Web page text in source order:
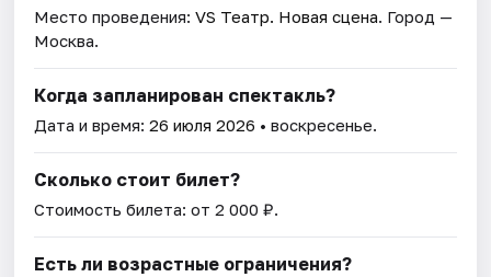
Место проведения:VS Театр. Новая сцена. Город —
Москва.
Когда запланирован спектакль?
Дата и время:26 июля 2026 • воскресенье.
Сколько стоит билет?
Стоимость билета: от 2 000 ₽.
Есть ли возрастные ограничения?